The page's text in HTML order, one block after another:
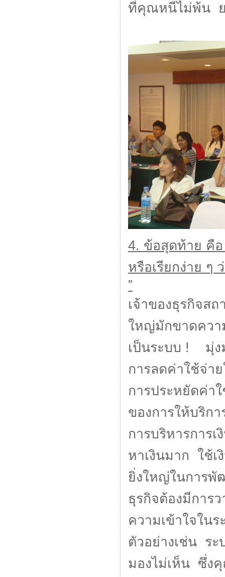
ที่คุณหนีไม่พ้น ย
4. ข้อสุดท้าย คื
หรือเรียกง่าย ๆ
”
เจ้าของธุรกิจส
ใหญ่มักขาดควา
เป็นระบบ ! มุ่ง
การลดค่าใช้จ่า
การประหยัดค่า
ของการให้บริก
การบริหารการ
หาเงินมาก ใช้
ยิ่งใหญ่ในการพั
ธุรกิจต้องมีการ
ความเข้าใจใน
ตัวอย่างเช่น ร
มองไม่เห็น ซึ่ง